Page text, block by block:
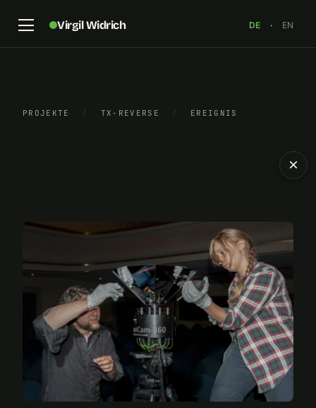
Virgil Widrich DE · EN
PROJEKTE / TX-REVERSE / EREIGNIS
×